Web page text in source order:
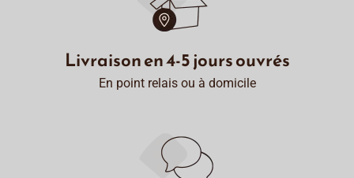
Livraison en 4-5 jours ouvrés
En point relais ou à domicile